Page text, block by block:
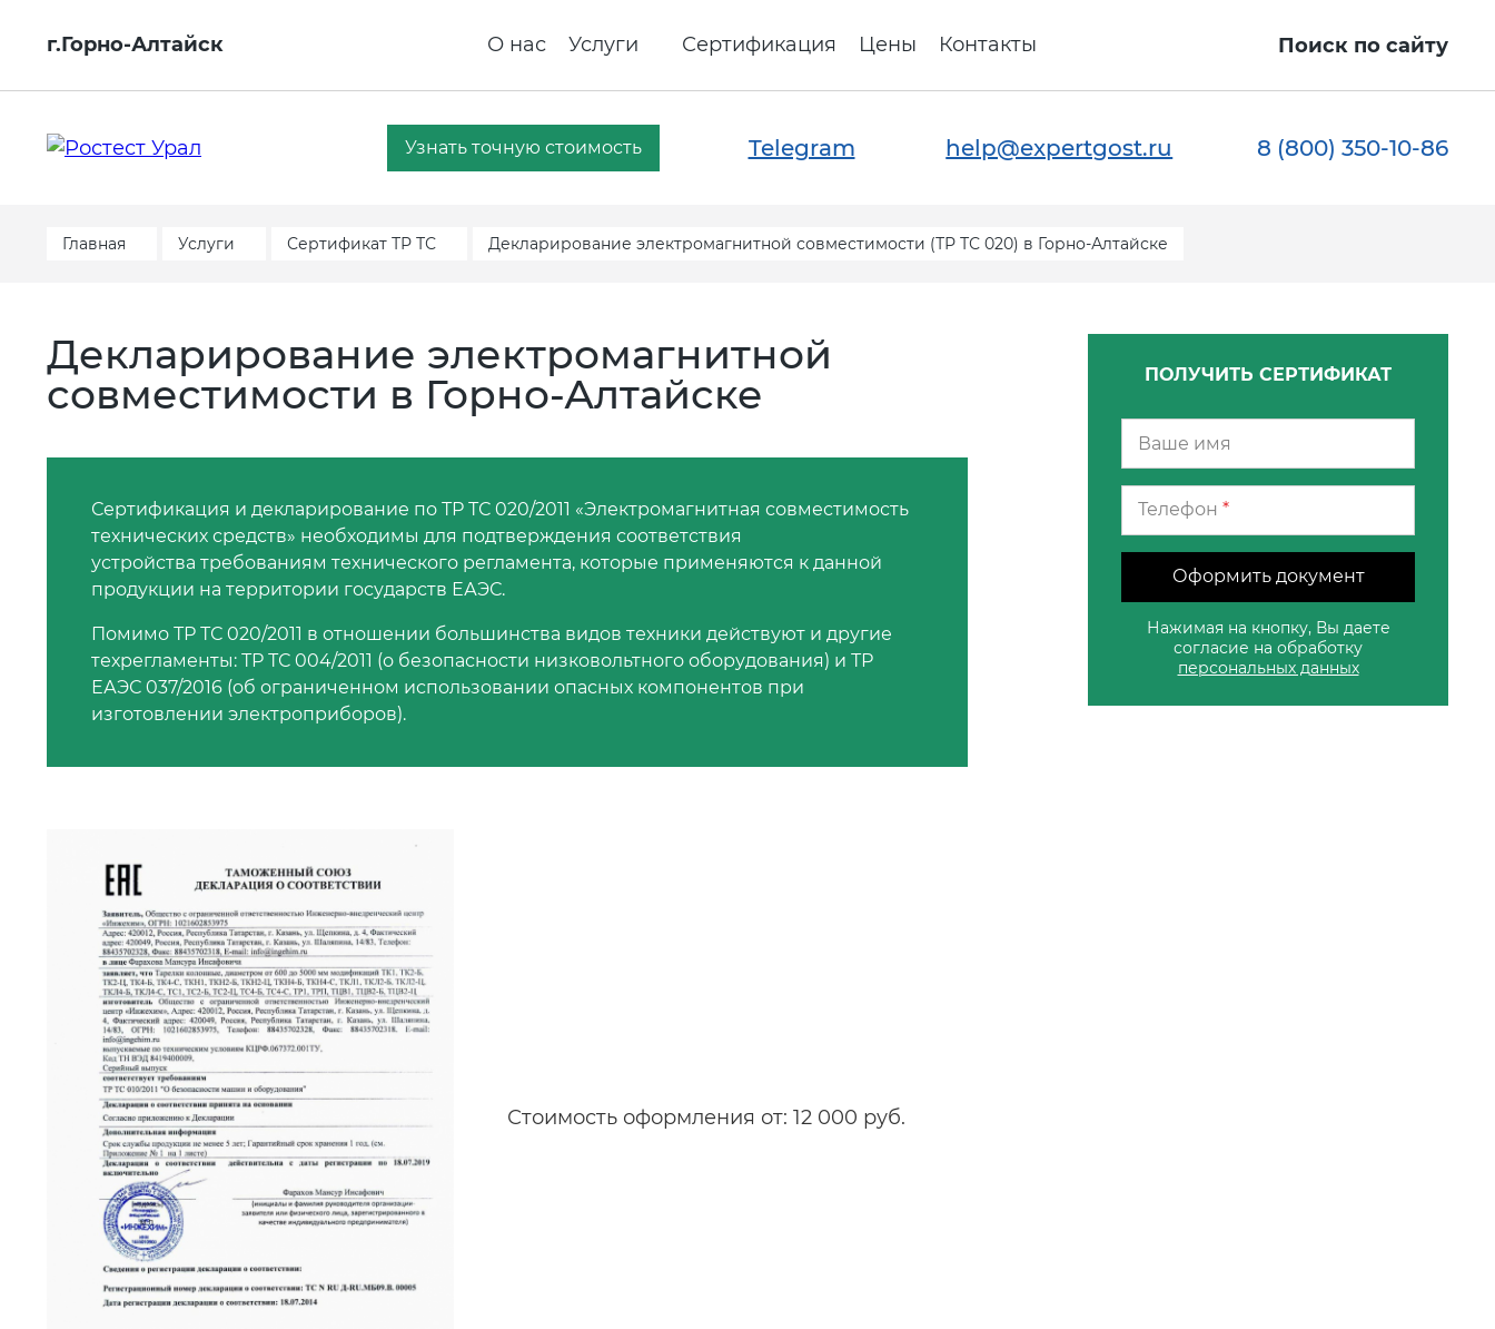
г.Горно-Алтайск О нас Услуги Сертификация Цены Контакты Поиск по сайту
Узнать точную стоимость Telegram help@expertgost.ru 8 (800) 350-10-86
Главная Услуги Сертификат ТР ТС Декларирование электромагнитной совместимости (ТР ТС 020) в Горно-Алтайске
Декларирование электромагнитной
совместимости в Горно-Алтайске
Сертификация и декларирование по ТР ТС 020/2011 «Электромагнитная совместимость
технических средств» необходимы для подтверждения соответствия
устройства требованиям технического регламента, которые применяются к данной
продукции на территории государств ЕАЭС.
Помимо ТР ТС 020/2011 в отношении большинства видов техники действуют и другие
техрегламенты: ТР ТС 004/2011 (о безопасности низковольтного оборудования) и ТР
ЕАЭС 037/2016 (об ограниченном использовании опасных компонентов при
изготовлении электроприборов).
Стоимость оформления от: 12 000 руб.
ПОЛУЧИТЬ СЕРТИФИКАТ
Телефон *
Оформить документ
Нажимая на кнопку, Вы даете
согласие на обработку
персональных данных